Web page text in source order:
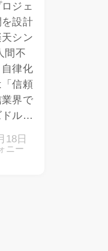
ジェ
設計
シン
間不
律化
信頼
界で
ドル…
18日
ニー